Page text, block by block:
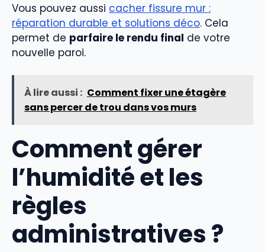
Vous pouvez aussi cacher fissure mur :
réparation durable et solutions déco. Cela
permet de parfaire le rendu final de votre
nouvelle paroi.
À lire aussi : Comment fixer une étagère
sans percer de trou dans vos murs
Comment gérer
l’humidité et les
règles
administratives ?